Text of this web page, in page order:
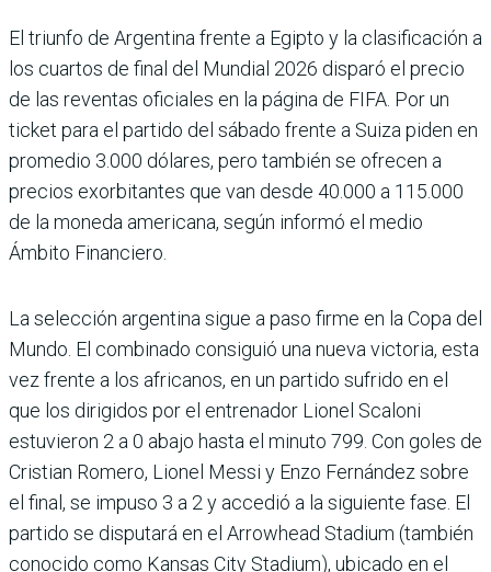
El triunfo de Argentina frente a Egipto y la clasificación a
los cuartos de final del Mundial 2026 disparó el precio
de las reventas oficiales en la página de FIFA. Por un
ticket para el partido del sábado frente a Suiza piden en
promedio 3.000 dólares, pero también se ofrecen a
precios exorbi­tantes que van desde 40.000 a 115.000
de la moneda ameri­cana, según informó el medio
Ámbito Financiero.
La selección argentina sigue a paso firme en la Copa del
Mundo. El combinado consi­guió una nueva victoria, esta
vez frente a los africanos, en un partido sufrido en el
que los dirigidos por el entrenador Lionel Scaloni
estuvieron 2 a 0 abajo hasta el minuto 799. Con goles de
Cristian Romero, Lionel Messi y Enzo Fernán­dez sobre
el final, se impuso 3 a 2 y accedió a la siguiente fase. El
partido se disputará en el Arrowhead Stadium (también
conocido como Kansas City Stadium), ubi­cado en el